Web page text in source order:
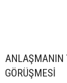
ANLAŞMANIN
GÖRÜŞMESİ